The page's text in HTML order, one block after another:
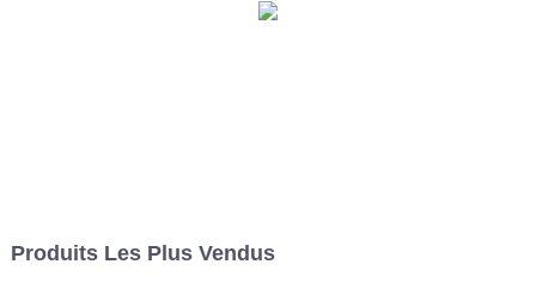
Produits Les Plus Vendus